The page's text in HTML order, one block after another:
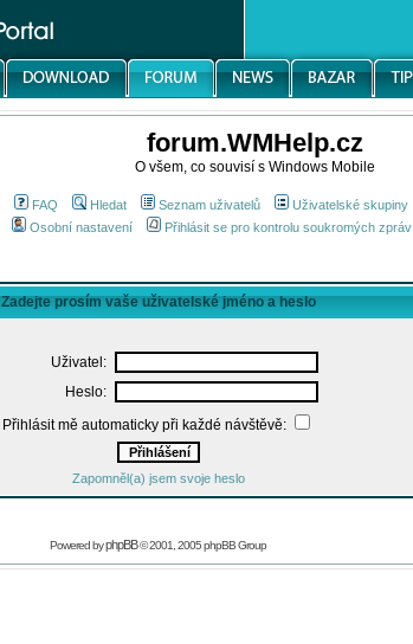
forum.WMHelp.cz
O všem, co souvisí s Windows Mobile
FAQ Hledat Seznam uživatelů Uživatelské skupiny
Osobní nastavení
Přihlásit se pro kontrolu soukromých zpráv
Zadejte prosím vaše uživatelské jméno a heslo
Uživatel:
Heslo:
Přihlásit mě automaticky při každé návštěvě:
Zapomněl(a) jsem svoje heslo
Powered byphpBB© 2001, 2005 phpBB Group